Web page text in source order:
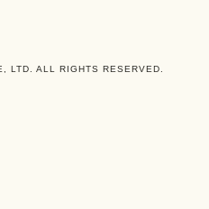
LTD. ALL RIGHTS RESERVED.